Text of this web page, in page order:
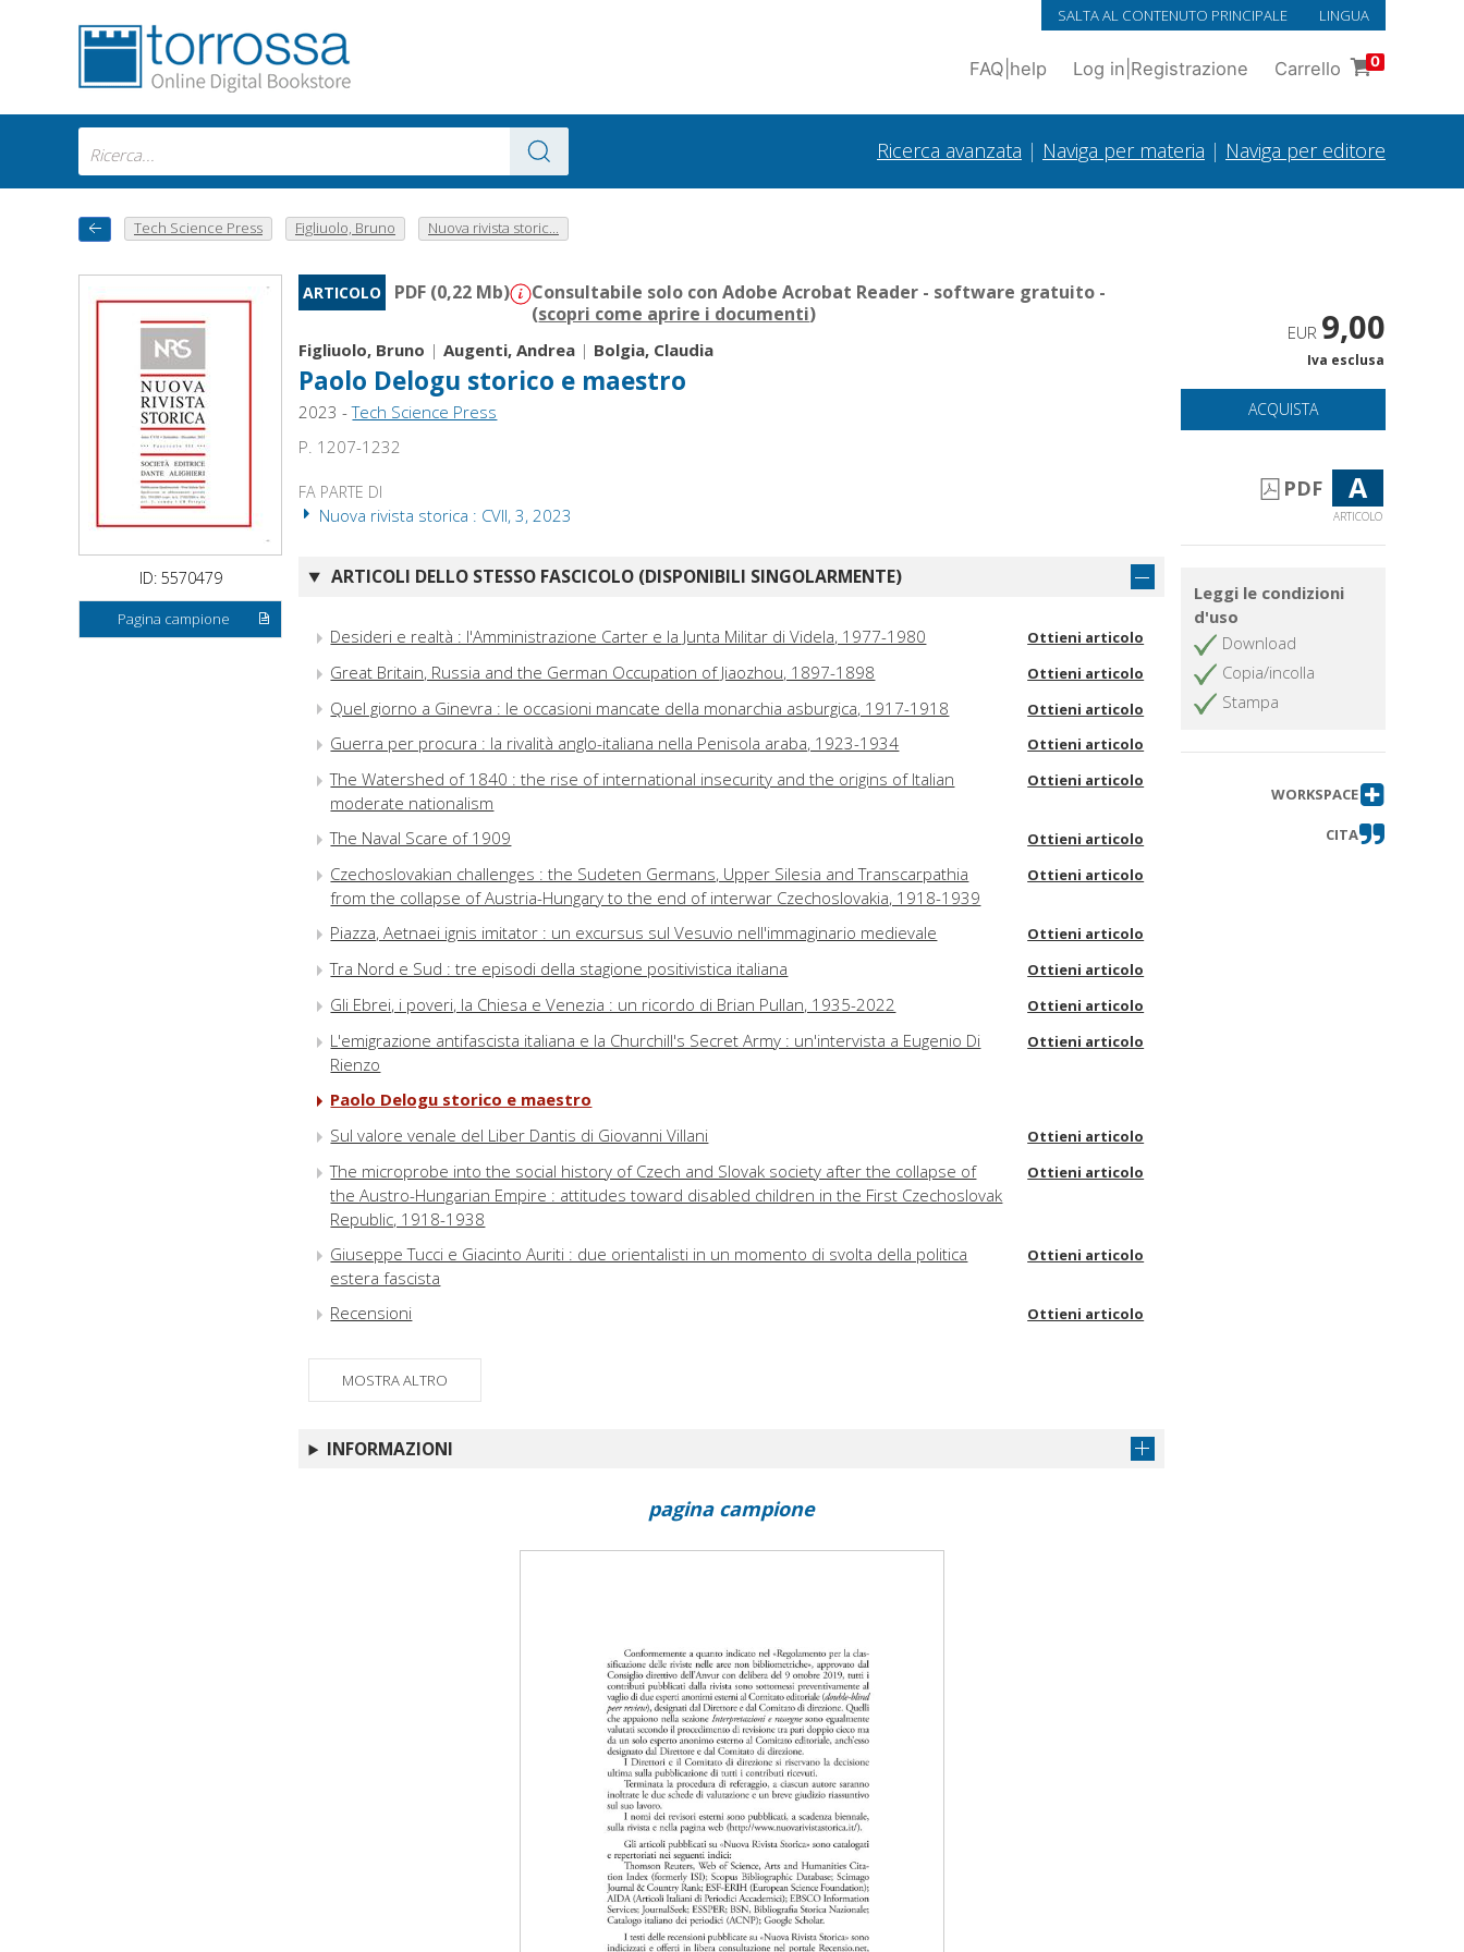
SALTA AL CONTENUTO PRINCIPALE LINGUA
FAQ help Log in Registrazione Carrello 0
Ricerca avanzata | Naviga per materia | Naviga per editore
Tech Science Press Figliuolo, Bruno Nuova rivista storic...
ID: 5570479
Pagina campione
ARTICOLO PDF (0,22 Mb)
Consultabile solo con Adobe Acrobat Reader - software gratuito -
(scopri come aprire i documenti)
Figliuolo, Bruno |Augenti, Andrea | Bolgia, Claudia
Paolo Delogu storico e maestro
2023 -Tech Science Press
P. 1207-1232
FA PARTE DI
Nuova rivista storica : CVII, 3, 2023
ARTICOLI DELLO STESSO FASCICOLO (DISPONIBILI SINGOLARMENTE)
Desideri e realtà : l'Amministrazione Carter e la Junta Militar di Videla, 1977-1980 Ottieni articolo
Great Britain, Russia and the German Occupation of Jiaozhou, 1897-1898 Ottieni articolo
Quel giorno a Ginevra : le occasioni mancate della monarchia asburgica, 1917-1918 Ottieni articolo
Guerra per procura : la rivalità anglo-italiana nella Penisola araba, 1923-1934 Ottieni articolo
The Watershed of 1840 : the rise of international insecurity and the origins of Italian
moderate nationalism
Ottieni articolo
The Naval Scare of 1909 Ottieni articolo
Czechoslovakian challenges : the Sudeten Germans, Upper Silesia and Transcarpathia
from the collapse of Austria-Hungary to the end of interwar Czechoslovakia, 1918-1939
Ottieni articolo
Piazza, Aetnaei ignis imitator : un excursus sul Vesuvio nell'immaginario medievale Ottieni articolo
Tra Nord e Sud : tre episodi della stagione positivistica italiana Ottieni articolo
Gli Ebrei, i poveri, la Chiesa e Venezia : un ricordo di Brian Pullan, 1935-2022 Ottieni articolo
L'emigrazione antifascista italiana e la Churchill's Secret Army : un'intervista a Eugenio Di
Rienzo
Ottieni articolo
Paolo Delogu storico e maestro
Sul valore venale del Liber Dantis di Giovanni Villani
Ottieni articolo
The microprobe into the social history of Czech and Slovak society after the collapse of
the Austro-Hungarian Empire : attitudes toward disabled children in the First Czechoslovak
Republic, 1918-1938
Ottieni articolo
Giuseppe Tucci e Giacinto Auriti : due orientalisti in un momento di svolta della politica
estera fascista
Ottieni articolo
Recensioni Ottieni articolo
MOSTRA ALTRO
INFORMAZIONI
EUR 9,00
Iva esclusa
ACQUISTA
PDF A
ARTICOLO
Leggi le condizioni
d'uso
Download
Copia/incolla
Stampa
WORKSPACE
CITA
pagina campione